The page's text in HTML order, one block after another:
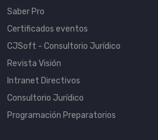
Saber Pro
Certificados eventos
CJSoft - Consultorio Jurídico
Revista Visión
Intranet Directivos
Consultorio Jurídico
Programación Preparatorios